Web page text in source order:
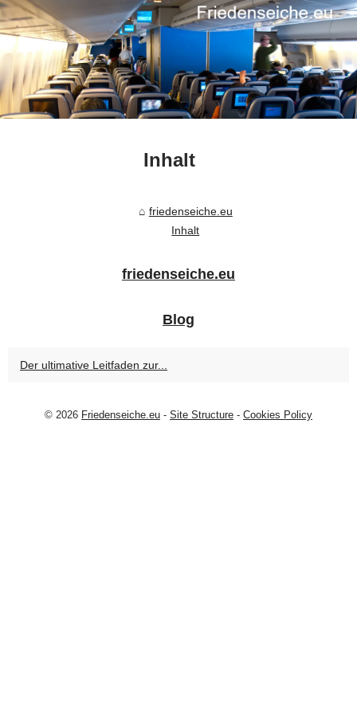
Inhalt
friedenseiche.eu
Inhalt
friedenseiche.eu
Blog
Der ultimative Leitfaden zur...
© 2026 Friedenseiche.eu - Site Structure - Cookies Policy